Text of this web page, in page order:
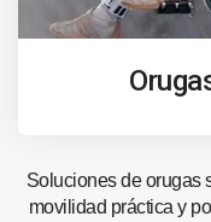
Soluciones de orugas
movilidad práctica y